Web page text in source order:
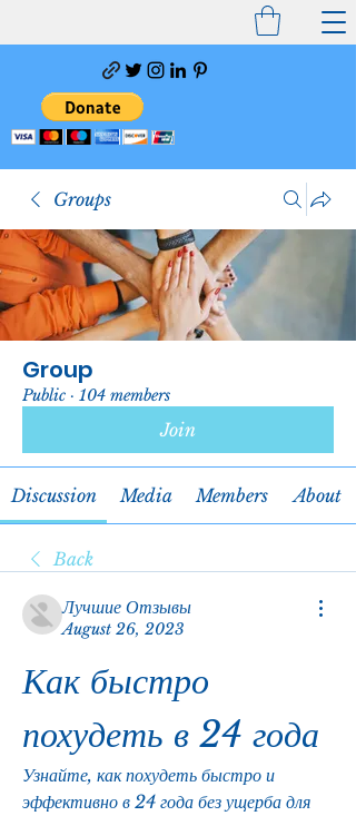
Groups
Group
Public · 104 members
Join
Discussion Media Members About
Back
Лучшие Отзывы
August 26, 2023
Как быстро
похудеть в 24 года
Узнайте, как похудеть быстро и
эффективно в 24 года без ущерба для